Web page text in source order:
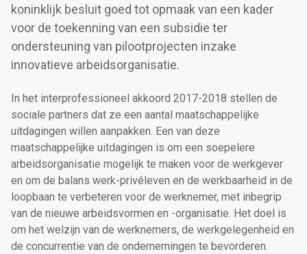
koninklijk besluit goed tot opmaak van een kader
voor de toekenning van een subsidie ter
ondersteuning van pilootprojecten inzake
innovatieve arbeidsorganisatie.
In het interprofessioneel akkoord 2017-2018 stellen de
sociale partners dat ze een aantal maatschappelijke
uitdagingen willen aanpakken. Een van deze
maatschappelijke uitdagingen is om een soepelere
arbeidsorganisatie mogelijk te maken voor de werkgever
en om de balans werk-privéleven en de werkbaarheid in de
loopbaan te verbeteren voor de werknemer, met inbegrip
van de nieuwe arbeidsvormen en -organisatie. Het doel is
om het welzijn van de werknemers, de werkgelegenheid en
de concurrentie van de ondernemingen te bevorderen.